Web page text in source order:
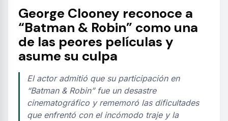
George Clooney reconoce a
“Batman & Robin” como una
de las peores películas y
asume su culpa
El actor admitió que su participación en
“Batman & Robin” fue un desastre
cinematográfico y rememoró las dificultades
que enfrentó con el incómodo traje y la